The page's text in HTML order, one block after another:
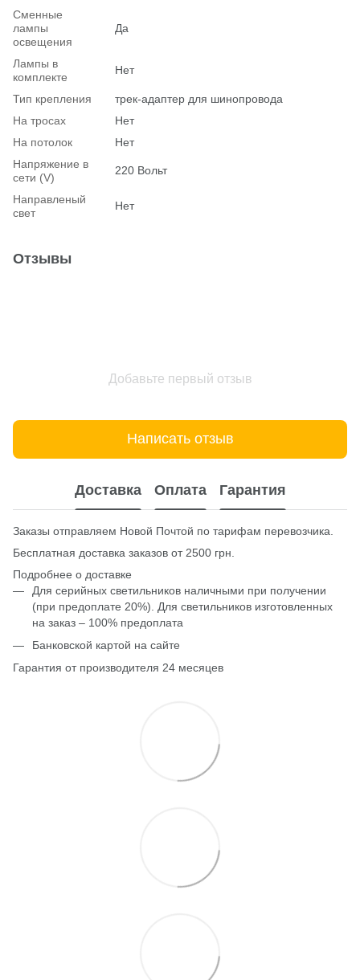
Сменные
лампы
освещения
Да
Лампы в
комплекте
Нет
Тип крепления
трек-адаптер для шинопровода
На тросах
Нет
На потолок
Нет
Напряжение в
сети (V)
220 Вольт
Hаправленый
свет
Нет
Отзывы
Добавьте первый отзыв
Написать отзыв
Доставка Оплата Гарантия
Заказы отправляем Новой Почтой по тарифам перевозчика.
Бесплатная доставка заказов от 2500 грн.
Подробнее о доставке
Для серийных светильников наличными при получении
(при предоплате 20%). Для светильников изготовленных
на заказ – 100% предоплата
Банковской картой на сайте
Гарантия от производителя 24 месяцев